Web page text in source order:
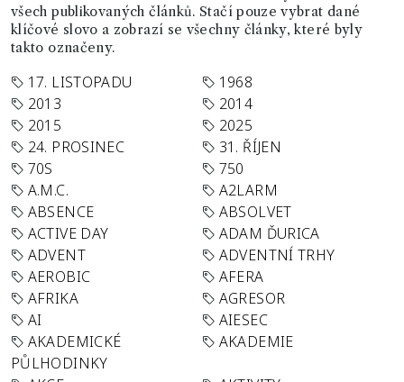
všech publikovaných článků. Stačí pouze vybrat dané
klíčové slovo a zobrazí se všechny články, které byly
takto označeny.
17. LISTOPADU
1968
2013
2014
2015
2025
24. PROSINEC
31. ŘÍJEN
70S
750
A.M.C.
A2LARM
ABSENCE
ABSOLVET
ACTIVE DAY
ADAM ĎURICA
ADVENT
ADVENTNÍ TRHY
AEROBIC
AFERA
AFRIKA
AGRESOR
AI
AIESEC
AKADEMICKÉ
PŮLHODINKY
AKADEMIE